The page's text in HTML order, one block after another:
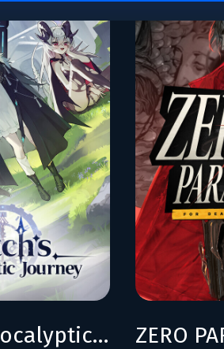
Witch's Apocalyptic Journey